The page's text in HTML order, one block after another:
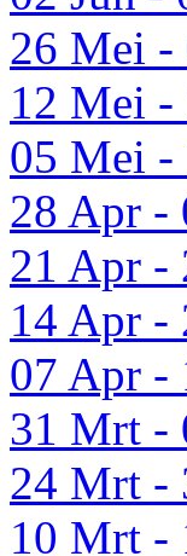
26 Mei -
12 Mei -
05 Mei -
28 Apr -
21 Apr -
14 Apr -
07 Apr -
31 Mrt -
24 Mrt -
10 Mrt -